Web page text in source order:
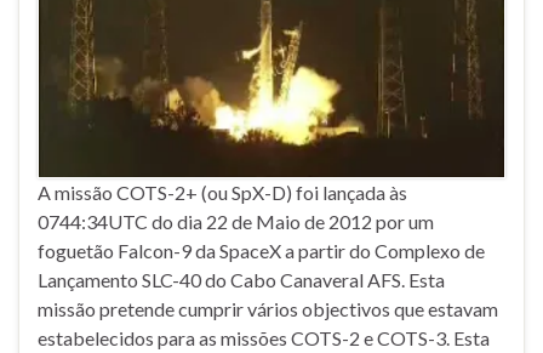
A missão COTS-2+ (ou SpX-D) foi lançada às
0744:34UTC do dia 22 de Maio de 2012 por um
foguetão Falcon-9 da SpaceX a partir do Complexo de
Lançamento SLC-40 do Cabo Canaveral AFS. Esta
missão pretende cumprir vários objectivos que estavam
estabelecidos para as missões COTS-2 e COTS-3. Esta